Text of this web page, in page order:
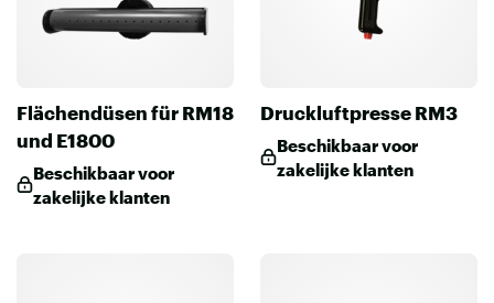
Flächendüsen für RM18
und E1800
Beschikbaar voor
zakelijke klanten
Druckluftpresse RM3
Beschikbaar voor
zakelijke klanten